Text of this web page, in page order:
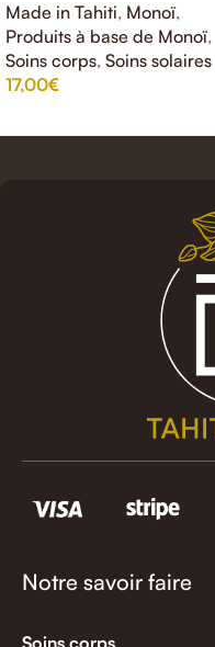
Made in Tahiti, Monoï,
Produits à base de Monoï,
Soins corps, Soins solaires
17,00€
Notre savoir faire
Soins corps